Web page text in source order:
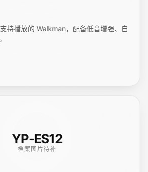
持播放的 Walkman，配备低音增强、自
YP-ES12
档案图片待补